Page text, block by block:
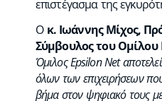
επιστέγασμα της
Ο κ. Ιωάννης Μίχος,
Σύμβουλος του Ομίλου
Όμιλος Epsilon Net
όλων των επιχειρήσεων
βήμα στον ψηφιακό τους